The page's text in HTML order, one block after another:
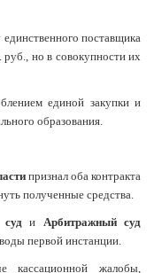
поставщика
но в совокупности их
единой закупки и
образования.
признал оба контракта
полученные средства.
суд и Арбитражный суд
первой инстанции.
кассационной жалобы,